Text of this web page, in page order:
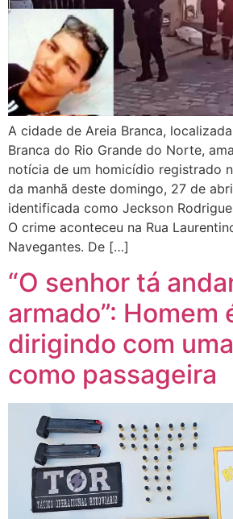
A cidade de Areia Branca,
Branca do Rio Grande do Norte,
notícia de um homicídio registrado
da manhã deste domingo, 27 de
identificada como Jeckson
O crime aconteceu na Rua
Navegantes. De […]
“O senhor tá
armado”: Homem
dirigindo com
como passageira